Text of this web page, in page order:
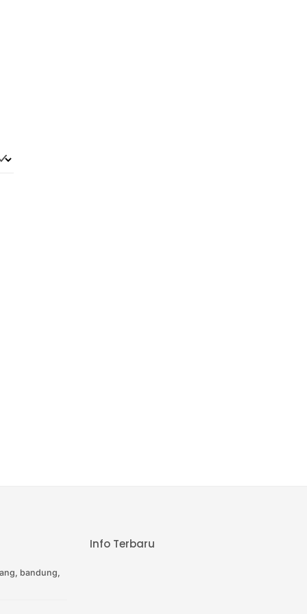
bandung,
Info Terbaru